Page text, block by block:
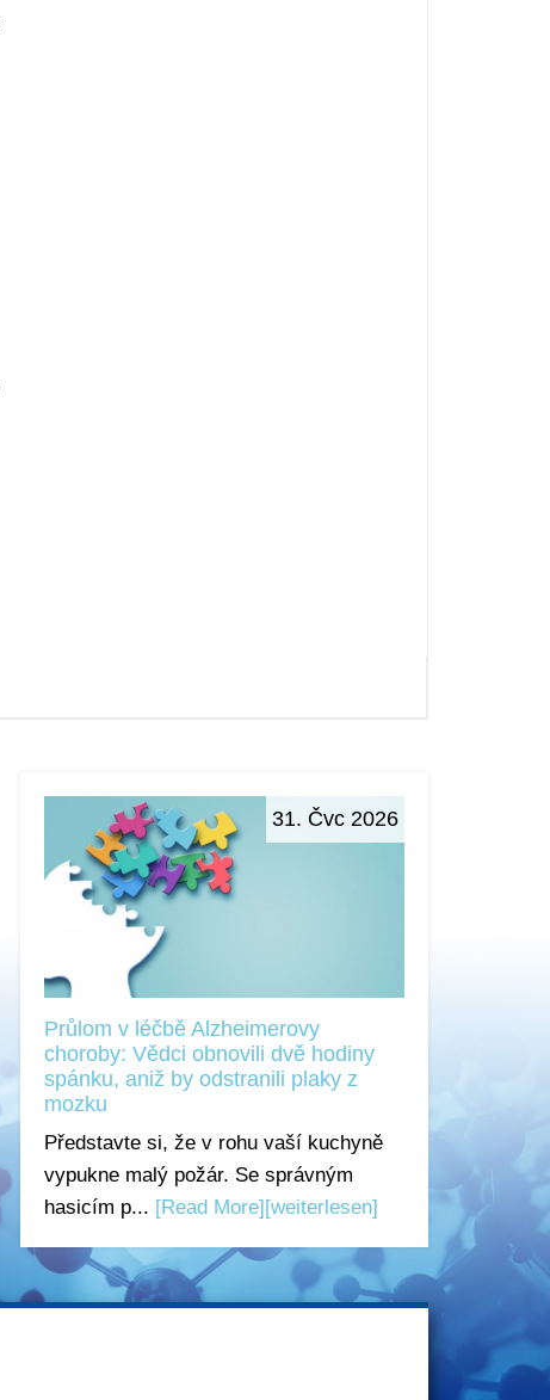
31. Čvc 2026
Průlom v léčbě Alzheimerovy
choroby: Vědci obnovili dvě hodiny
spánku, aniž by odstranili plaky z
mozku
Představte si, že v rohu vaší kuchyně
vypukne malý požár. Se správným
hasicím p... [Read More][weiterlesen]